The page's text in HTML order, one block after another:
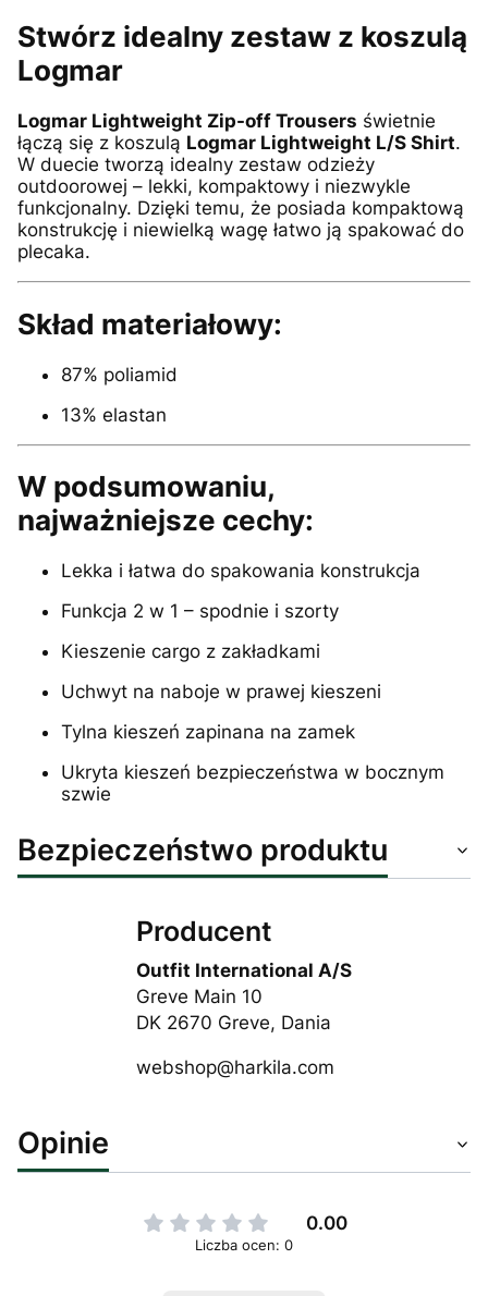
Stwórz idealny zestaw z koszulą
Logmar
Logmar Lightweight Zip-off Trousers świetnie
łączą się z koszulą Logmar Lightweight L/S Shirt.
W duecie tworzą idealny zestaw odzieży
outdoorowej – lekki, kompaktowy i niezwykle
funkcjonalny. Dzięki temu, że posiada kompaktową
konstrukcję i niewielką wagę łatwo ją spakować do
plecaka.
Skład materiałowy:
87% poliamid
13% elastan
W podsumowaniu,
najważniejsze cechy:
Lekka i łatwa do spakowania konstrukcja
Funkcja 2 w 1 – spodnie i szorty
Kieszenie cargo z zakładkami
Uchwyt na naboje w prawej kieszeni
Tylna kieszeń zapinana na zamek
Ukryta kieszeń bezpieczeństwa w bocznym
szwie
Bezpieczeństwo produktu
Producent
Outfit International A/S
Greve Main 10
DK 2670 Greve, Dania
webshop@harkila.com
Opinie
0.00
Liczba ocen: 0